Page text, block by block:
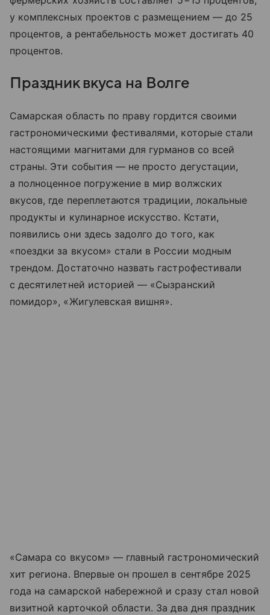
у комплексных проектов с размещением — до 25
процентов, а рентабельность может достигать 40
процентов.
Праздник вкуса на Волге
Самарская область по праву гордится своими
гастрономическими фестивалями, которые стали
настоящими магнитами для гурманов со всей
страны. Эти события — не просто дегустации,
а полноценное погружение в мир волжских
вкусов, где переплетаются традиции, локальные
продукты и кулинарное искусство. Кстати,
появились они здесь задолго до того, как
«поездки за вкусом» стали в России модным
трендом. Достаточно назвать гастрофестивали
с десятилетней историей — «Сызранский
помидор», «Жигулевская вишня».
«Самара со вкусом» — главный гастрономический
хит региона. Впервые он прошел в сентябре 2025
года на самарской набережной и сразу стал новой
визитной карточкой области. За два дня праздник